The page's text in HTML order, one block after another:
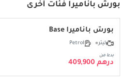
بورش باناميرا فئات أخرى
بورش باناميرا Base
ليتر Petrol
بدءا من
درهم 409,900